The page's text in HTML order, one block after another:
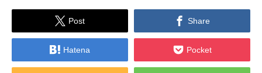
 Post  Share
 Hatena  Pocket